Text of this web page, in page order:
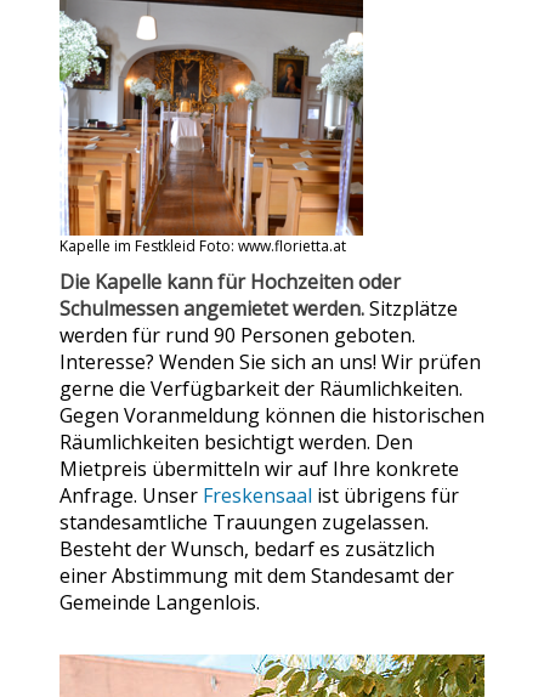
Kapelle im Festkleid Foto: www.florietta.at
Die Kapelle kann für Hochzeiten oder
Schulmessen angemietet werden.Sitzplätze
werden für rund 90 Personen geboten.
Interesse? Wenden Sie sich an uns! Wir prüfen
gerne die Verfügbarkeit der Räumlichkeiten.
Gegen Voranmeldung können die historischen
Räumlichkeiten besichtigt werden. Den
Mietpreis übermitteln wir auf Ihre konkrete
Anfrage. Unser Freskensaal ist übrigens für
standesamtliche Trauungen zugelassen.
Besteht der Wunsch, bedarf es zusätzlich
einer Abstimmung mit dem Standesamt der
Gemeinde Langenlois.